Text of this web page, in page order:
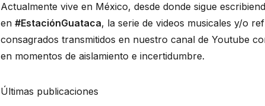
Actualmente vive en México, desde donde sigue
en #EstaciónGuataca, la serie de videos musicales y/o
consagrados transmitidos en nuestro canal de Youtube
en momentos de aislamiento e incertidumbre.
Últimas publicaciones